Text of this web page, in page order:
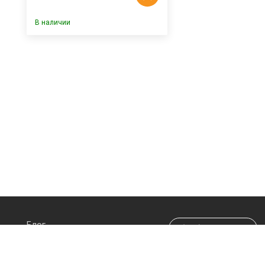
В наличии
Блог (044) 290-70-20